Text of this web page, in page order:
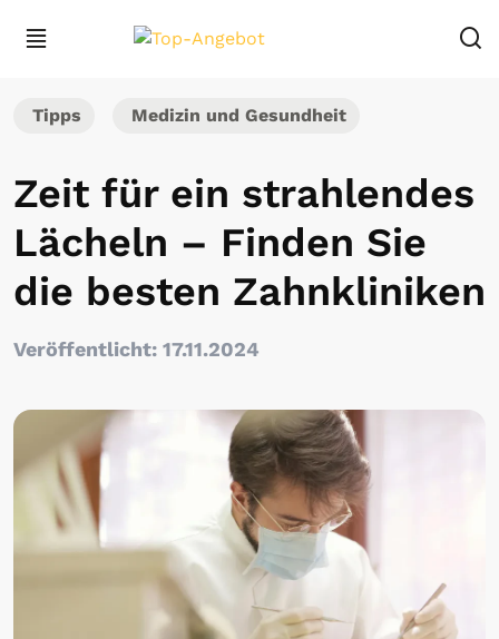
Tipps Medizin und Gesundheit
Zeit für ein strahlendes
Lächeln – Finden Sie
die besten Zahnkliniken
Veröffentlicht: 17.11.2024